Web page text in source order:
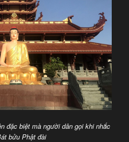
đặc biệt mà người dân gọi khi nhắc
bửu Phật đài